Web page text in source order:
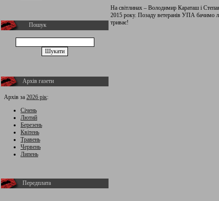
Пошук
Архів газети
Архів за 2026 рік:
Січень
Лютий
Березень
Квітень
Травень
Червень
Липень
Передплата
На світлинах – Володимир Караташ і
2015 року. Позаду ветеранів УПА бачимо
триває!